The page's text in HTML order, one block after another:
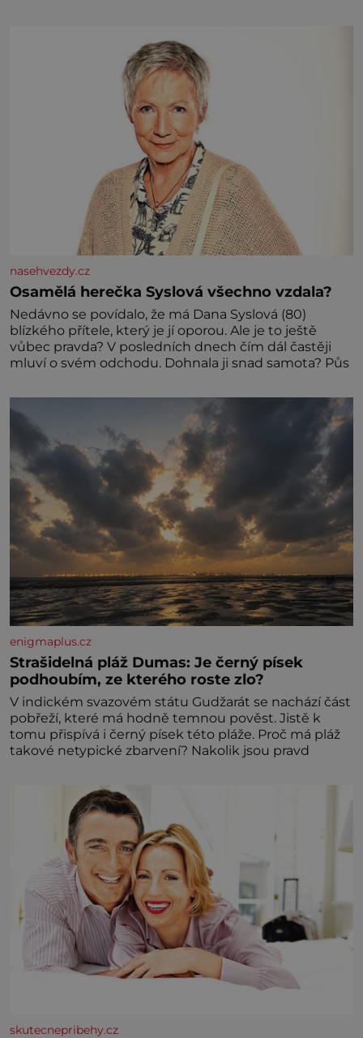
nasehvezdy.cz
Osamělá herečka Syslová všechno vzdala?
Nedávno se povídalo, že má Dana Syslová (80)
blízkého přítele, který je jí oporou. Ale je to ještě
vůbec pravda? V posledních dnech čím dál častěji
mluví o svém odchodu. Dohnala ji snad samota? Půs
enigmaplus.cz
Strašidelná pláž Dumas: Je černý písek
podhoubím, ze kterého roste zlo?
V indickém svazovém státu Gudžarát se nachází část
pobřeží, které má hodně temnou pověst. Jistě k
tomu přispívá i černý písek této pláže. Proč má pláž
takové netypické zbarvení? Nakolik jsou pravd
skutecnepribehy.cz